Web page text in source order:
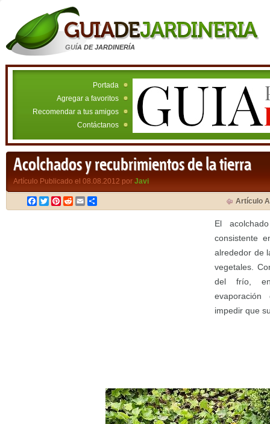
GUÍA DE JARDINERÍA
Portada
Agregar a favoritos
Recomendar a tus amigos
Contáctanos
Acolchados y recubrimientos de la tierra
Artículo Publicado el 08.08.2012 por Javi
Facebook
TwitterPinterest
RedditEmail Artículo
El
consistente
alrededor de
vegetales.
del frío,
impedir que